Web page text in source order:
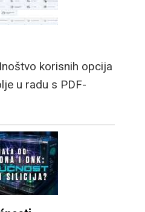
korisnih opcija
u radu s PDF-